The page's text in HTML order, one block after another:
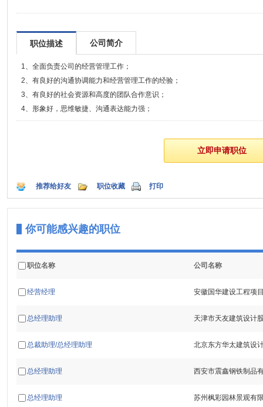
职位描述 公司简介
1、全面负责公司的经营管理工作；
2、有良好的沟通协调能力和经营管理工作的经验；
3、有良好的社会资源和高度的团队合作意识；
4、形象好，思维敏捷、沟通表达能力强；
推荐给好友 职位收藏 打印
你可能感兴趣的职位
职位名称 公司名称
经营经理 安徽国华建设工程项
总经理助理 天津市天友建筑设计
总裁助理/总经理助理 北京东方华太建筑设
总经理助理 西安市震鑫钢铁制品
总经理助理 苏州枫彩园林景观有